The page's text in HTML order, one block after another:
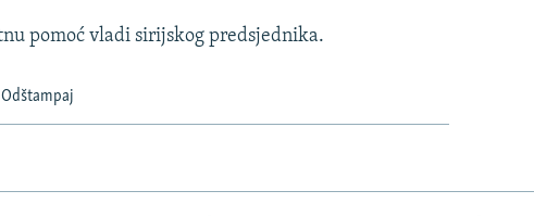
pomoć vladi sirijskog predsjednika.
Odštampaj